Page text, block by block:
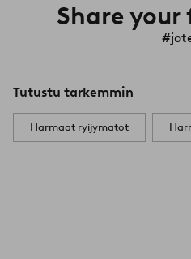
Share
Tutustu tarkemmin
Harmaat ryijymatot